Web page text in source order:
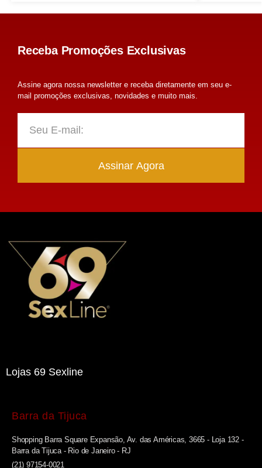
Receba Promoções Exclusivas
Assine agora nossa newsletter e receba diretamente em seu e-
mail promoções exclusivas, novidades e muito mais.
Assinar Agora
Lojas 69 Sexline
Barra da Tijuca
Shopping Barra Square Expansão, Av. das Américas, 3665 - Loja 132 -
Barra da Tijuca - Rio de Janeiro - RJ
(21) 97154-0021